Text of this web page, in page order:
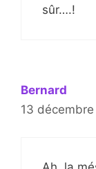
sûr….!
Bernard
13